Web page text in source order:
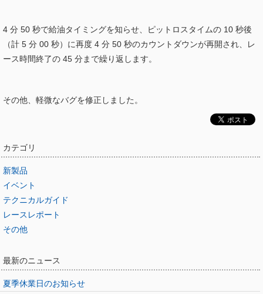
4 分 50 秒で給油タイミングを知らせ、ピットロスタイムの 10 秒後
（計 5 分 00 秒）に再度 4 分 50 秒のカウントダウンが再開され、レ
ース時間終了の 45 分まで繰り返します。
その他、軽微なバグを修正しました。
カテゴリ
新製品
イベント
テクニカルガイド
レースレポート
その他
最新のニュース
夏季休業日のお知らせ